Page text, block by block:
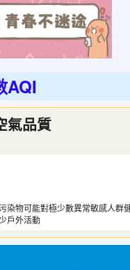
紅
迷
AQI
氣品質
染物可能對極少數異常敏感人群
戶外活動